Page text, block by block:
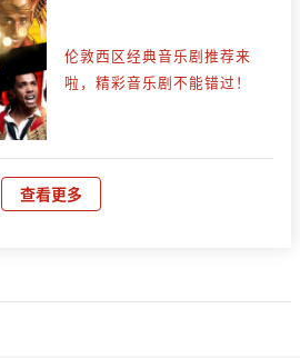
伦敦西区经典音乐剧推荐来
啦，精彩音乐剧不能错过！
查看更多